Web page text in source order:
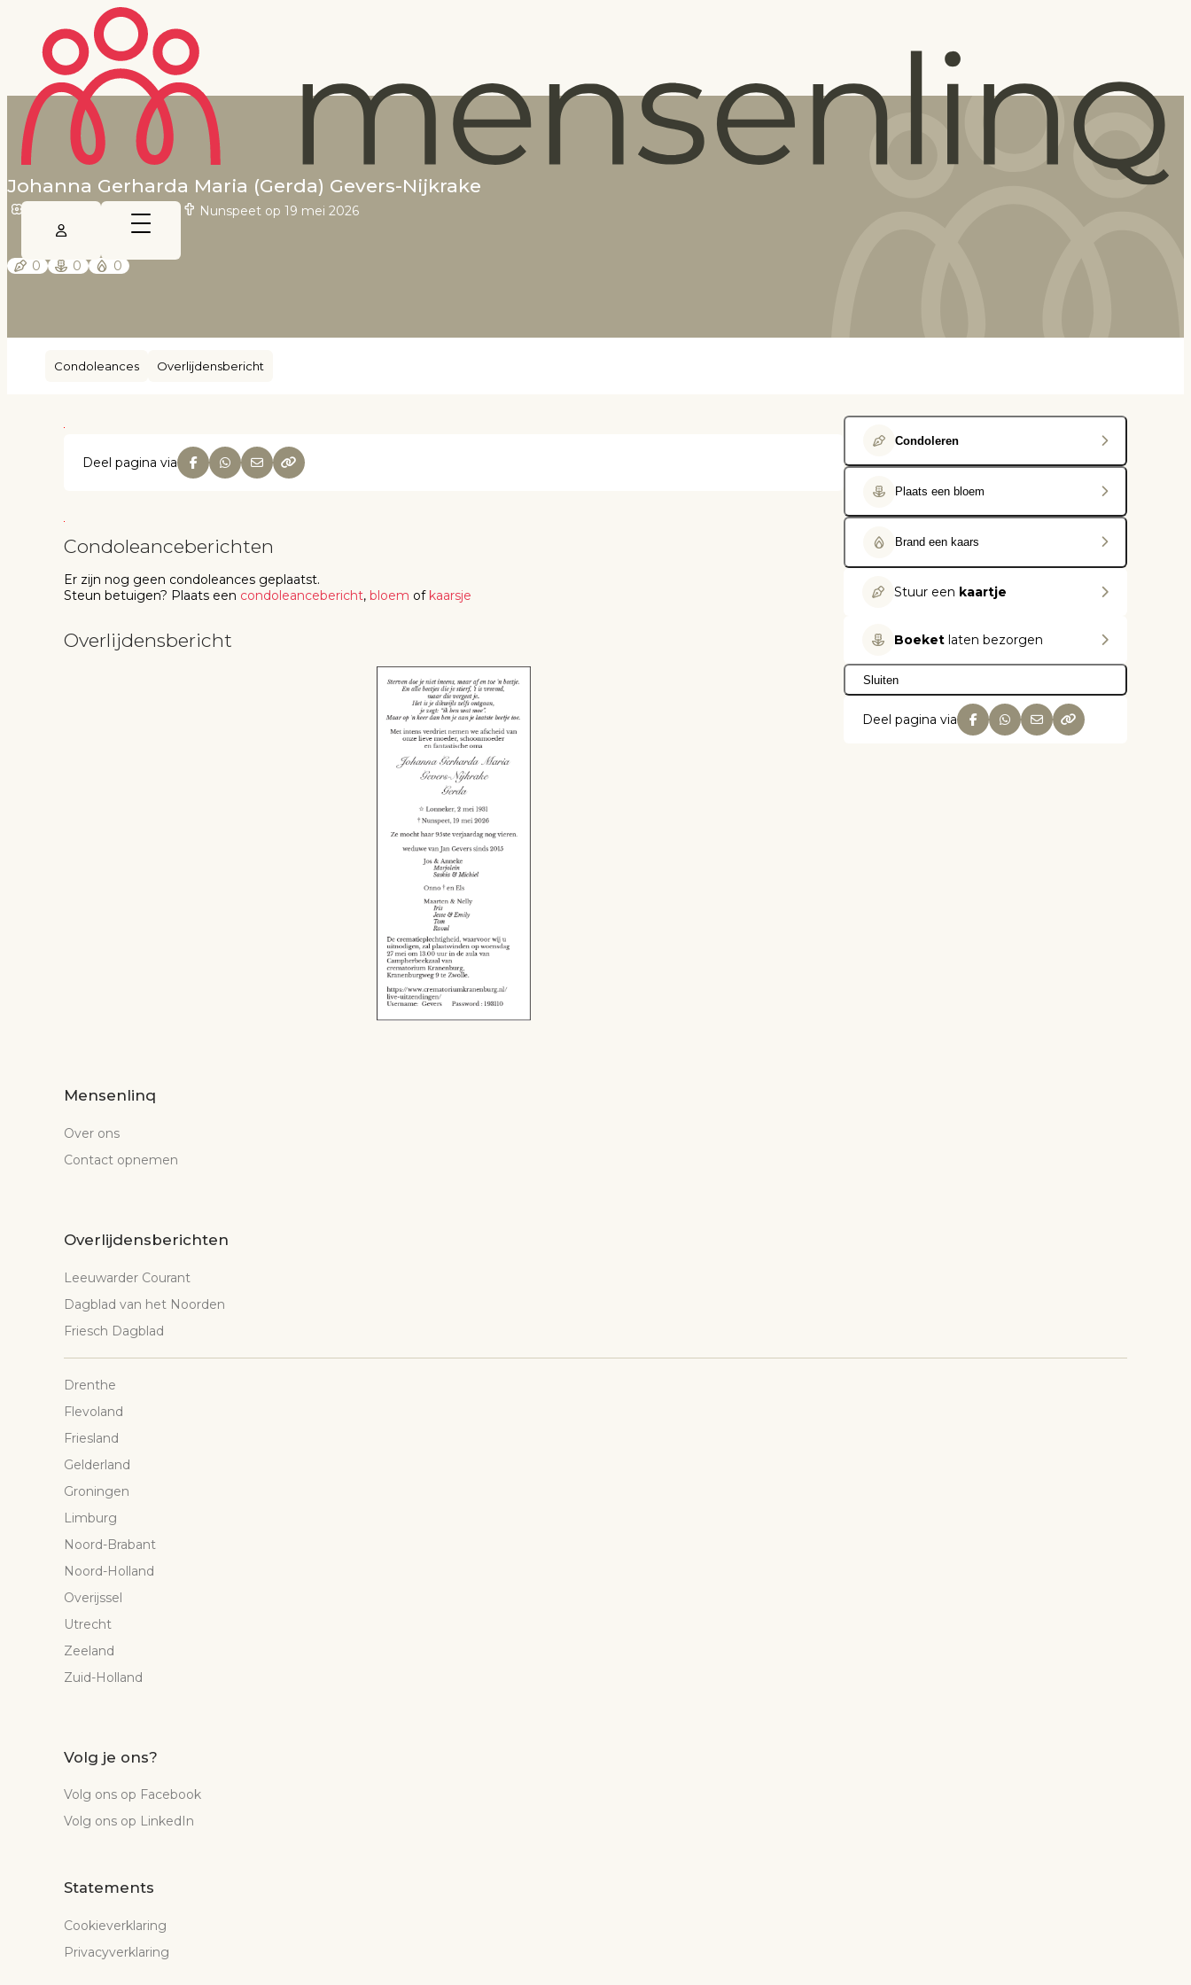
Johanna Gerharda Maria (Gerda) Gevers-Nijkrake
Lonneker op 2 mei 1931 Nunspeet op 19 mei 2026
0 0 0
Condoleances Overlijdensbericht
Deel pagina via
Condoleanceberichten
Er zijn nog geen condoleances geplaatst.
Steun betuigen? Plaats een condoleancebericht, bloem of kaarsje
Overlijdensbericht
Condoleren
Plaats een bloem
Brand een kaars
Stuur een kaartje
Boeket laten bezorgen
Sluiten
Deel pagina via
Mensenlinq
Over ons
Contact opnemen
Overlijdensberichten
Leeuwarder Courant
Dagblad van het Noorden
Friesch Dagblad
Drenthe
Flevoland
Friesland
Gelderland
Groningen
Limburg
Noord-Brabant
Noord-Holland
Overijssel
Utrecht
Zeeland
Zuid-Holland
Volg je ons?
Volg ons op Facebook
Volg ons op LinkedIn
Statements
Cookieverklaring
Privacyverklaring